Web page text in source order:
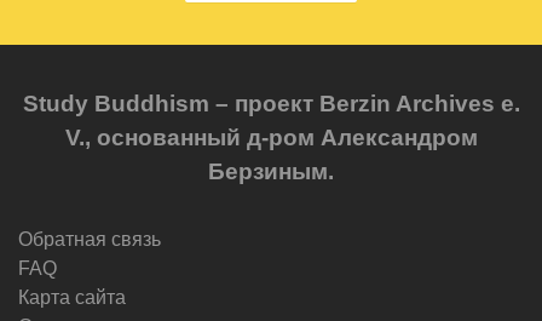
Study Buddhism – проект Berzin Archives e.
V., основанный д-ром Александром
Берзиным.
Обратная связь
FAQ
Карта сайта